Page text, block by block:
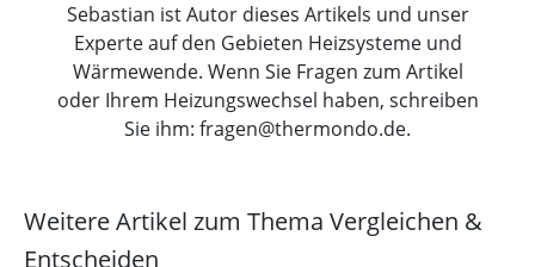
Sebastian ist Autor dieses Artikels und unser
Experte auf den Gebieten Heizsysteme und
Wärmewende. Wenn Sie Fragen zum Artikel
oder Ihrem Heizungswechsel haben, schreiben
Sie ihm: fragen@thermondo.de.
Weitere Artikel zum Thema Vergleichen &
Entscheiden